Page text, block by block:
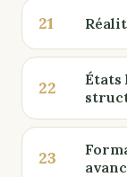
21
22
23